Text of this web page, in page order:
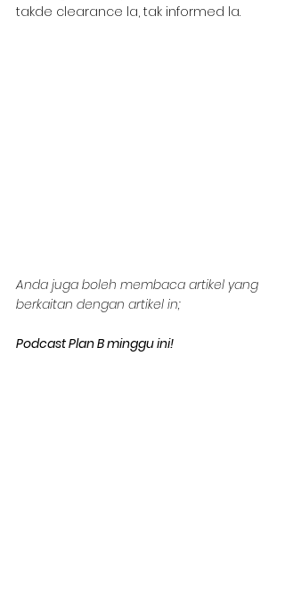
takde clearance la, tak informed la.
Anda juga boleh membaca artikel yang
berkaitan dengan artikel in;
Podcast Plan B minggu ini!